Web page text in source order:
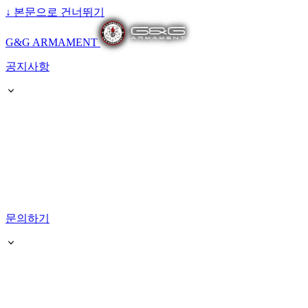
↓ 본문으로 건너뛰기
G&G ARMAMENT
공지사항
문의하기